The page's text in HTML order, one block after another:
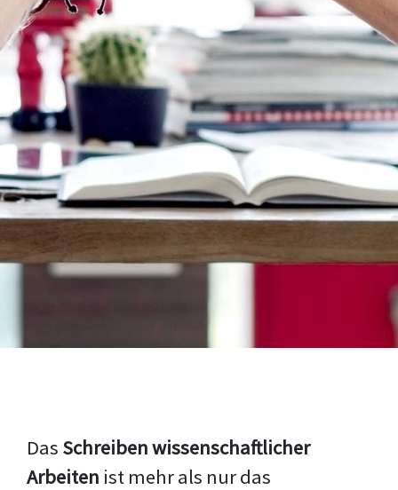
Das Schreiben wissenschaftlicher
Arbeiten ist mehr als nur das